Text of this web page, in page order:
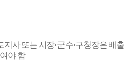
지사 또는 시장·군수·구청장은 배
야 함